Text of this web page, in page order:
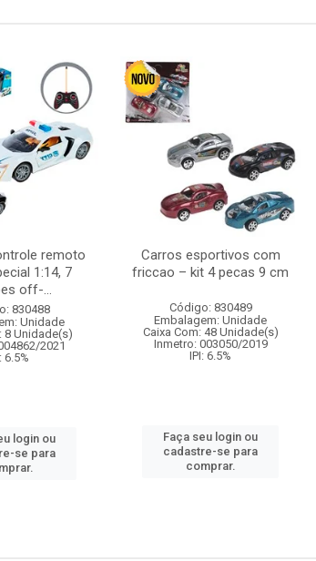
remoto
1:14, 7
off-...
830488
Unidade
8 Unidade(s)
2021
6.5%
login ou
se para
Carros esportivos com
friccao – kit 4 pecas 9 cm
Código: 830489
Embalagem: Unidade
Caixa Com: 48 Unidade(s)
Inmetro: 003050/2019
IPI: 6.5%
Faça seu login ou
cadastre-se para
comprar.